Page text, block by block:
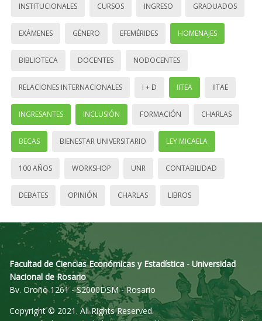
INSTITUCIONALES CURSOS INGRESO GRADUADOS
EXÁMENES GÉNERO EFEMÉRIDES HOMENAJES
BIBLIOTECA DOCENTES NODOCENTES
RELACIONES INTERNACIONALES I + D IITEA IITAE
INGRESANTES INCLUSIÓN FORMACIÓN CHARLAS
BECAS BIENESTAR UNIVERSITARIO LEY MICAELA
100 AÑOS WORKSHOP UNR CONTABILIDAD
DEBATES OPINIÓN CHARLAS LIBROS
Facultad de Ciencias Económicas y Estadística - Universidad
Nacional de Rosario
Bv. Oroño 1261 - S2000DSM - Rosario
Copyright © 2021. All Rights Reserved.